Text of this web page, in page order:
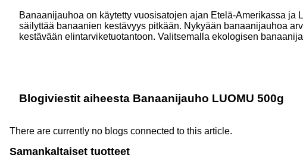
Banaanijauhoa on käytetty vuosisatojen ajan Etelä-Amerikassa
säilyttää banaanien kestävyys pitkään. Nykyään banaanijauhoa
kestävään elintarviketuotantoon. Valitsemalla ekologisen
Blogiviestit aiheesta Banaanijauho LUOMU 500g
There are currently no blogs connected to this article.
Samankaltaiset tuotteet